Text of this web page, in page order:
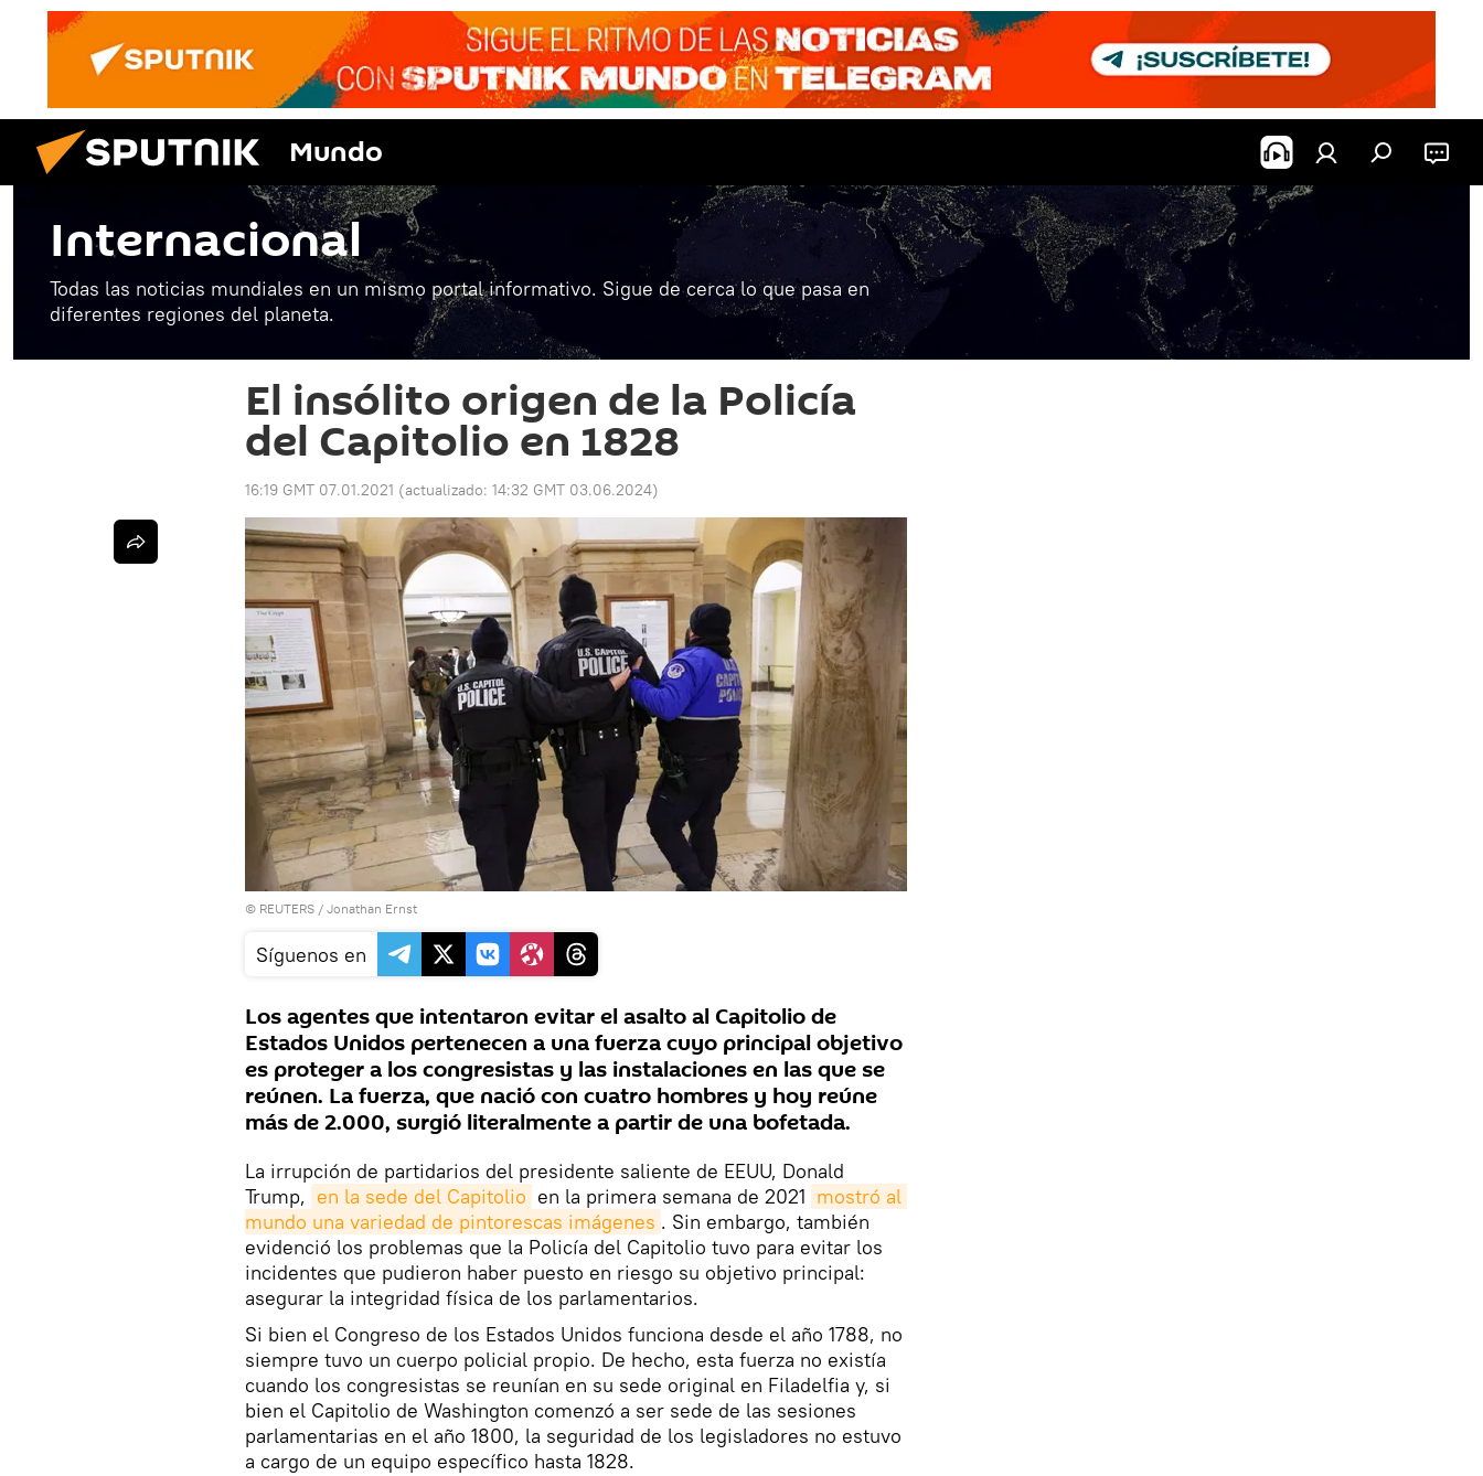
Mundo
Internacional
Todas las noticias mundiales en un mismo portal informativo. Sigue de cerca lo que pasa en
diferentes regiones del planeta.
El insólito origen de la Policía
del Capitolio en 1828
16:19 GMT 07.01.2021 (actualizado: 14:32 GMT 03.06.2024)
© REUTERS / Jonathan Ernst
Síguenos en
Los agentes que intentaron evitar el asalto al Capitolio de
Estados Unidos pertenecen a una fuerza cuyo principal objetivo
es proteger a los congresistas y las instalaciones en las que se
reúnen. La fuerza, que nació con cuatro hombres y hoy reúne
más de 2.000, surgió literalmente a partir de una bofetada.
La irrupción de partidarios del presidente saliente de EEUU, Donald
Trump, en la sede del Capitolio en la primera semana de 2021 mostró al
mundo una variedad de pintorescas imágenes . Sin embargo, también
evidenció los problemas que la Policía del Capitolio tuvo para evitar los
incidentes que pudieron haber puesto en riesgo su objetivo principal:
asegurar la integridad física de los parlamentarios.
Si bien el Congreso de los Estados Unidos funciona desde el año 1788, no
siempre tuvo un cuerpo policial propio. De hecho, esta fuerza no existía
cuando los congresistas se reunían en su sede original en Filadelfia y, si
bien el Capitolio de Washington comenzó a ser sede de las sesiones
parlamentarias en el año 1800, la seguridad de los legisladores no estuvo
a cargo de un equipo específico hasta 1828.